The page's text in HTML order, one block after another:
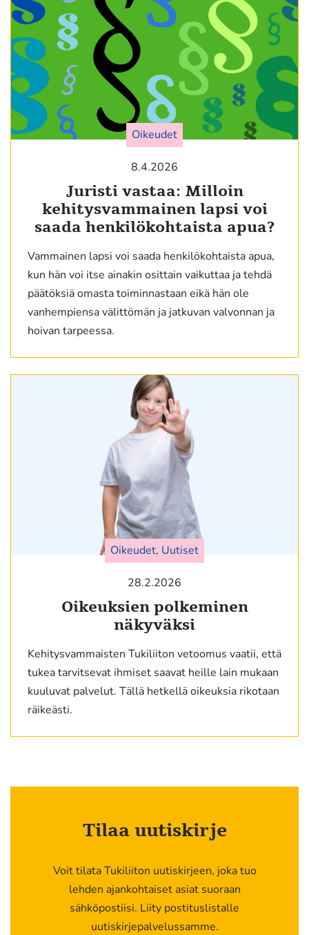
Oikeudet
8.4.2026
Juristi vastaa: Milloin
kehitysvammainen lapsi voi
saada henkilökohtaista apua?
Vammainen lapsi voi saada henkilökohtaista apua,
kun hän voi itse ainakin osittain vaikuttaa ja tehdä
päätöksiä omasta toiminnastaan eikä hän ole
vanhempiensa välittömän ja jatkuvan valvonnan ja
hoivan tarpeessa.
Oikeudet, Uutiset
28.2.2026
Oikeuksien polkeminen
näkyväksi
Kehitysvammaisten Tukiliiton vetoomus vaatii, että
tukea tarvitsevat ihmiset saavat heille lain mukaan
kuuluvat palvelut. Tällä hetkellä oikeuksia rikotaan
räikeästi.
Tilaa uutiskirje
Voit tilata Tukiliiton uutiskirjeen, joka tuo
lehden ajankohtaiset asiat suoraan
sähköpostiisi. Liity postituslistalle
uutiskirjepalvelussamme.